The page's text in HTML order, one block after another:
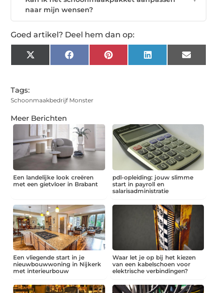
naar mijn wensen?
Goed artikel? Deel hem dan op:
X
(Twitter)
Facebook Pinterest LinkedIn Email
Tags:
Schoonmaakbedrijf Monster
Meer Berichten
Een landelijke look creëren
met een gietvloer in Brabant
pdl-opleiding: jouw slimme
start in payroll en
salarisadministratie
Een vliegende start in je
nieuwbouwwoning in Nijkerk
met interieurbouw
Waar let je op bij het kiezen
van een kabelschoen voor
elektrische verbindingen?